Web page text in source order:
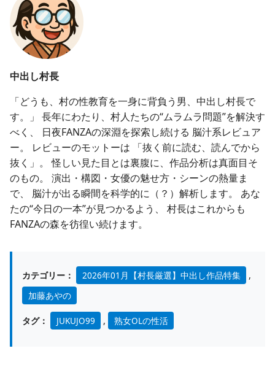
中出し村長
「どうも、村の性教育を一身に背負う男、中出し村長で
す。」 長年にわたり、村人たちの“ムラムラ問題”を解決す
べく、 日夜FANZAの深淵を探索し続ける 脳汁系レビュア
ー。 レビューのモットーは 「抜く前に読む、読んでから
抜く」。 怪しい見た目とは裏腹に、作品分析は真面目そ
のもの。 演出・構図・女優の魅せ方・シーンの熱量ま
で、 脳汁が出る瞬間を科学的に（？）解析します。 あな
たの“今日の一本”が見つかるよう、 村長はこれからも
FANZAの森を彷徨い続けます。
カテゴリー： 2026年01月【村長厳選】中出し作品特集
,
加藤あやの
タグ： JUKUJO99 , 熟女OLの性活